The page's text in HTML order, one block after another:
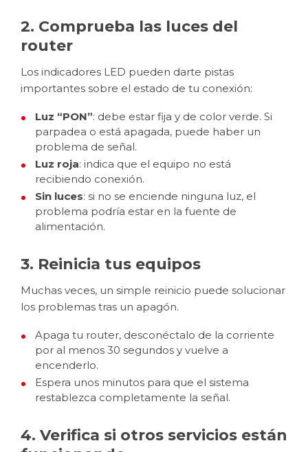
2. Comprueba las luces del
router
Los indicadores LED pueden darte pistas
importantes sobre el estado de tu conexión:
Luz “PON”: debe estar fija y de color verde. Si
parpadea o está apagada, puede haber un
problema de señal.
Luz roja: indica que el equipo no está
recibiendo conexión.
Sin luces: si no se enciende ninguna luz, el
problema podría estar en la fuente de
alimentación.
3. Reinicia tus equipos
Muchas veces, un simple reinicio puede solucionar
los problemas tras un apagón.
Apaga tu router, desconéctalo de la corriente
por al menos 30 segundos y vuelve a
encenderlo.
Espera unos minutos para que el sistema
restablezca completamente la señal.
4. Verifica si otros servicios están